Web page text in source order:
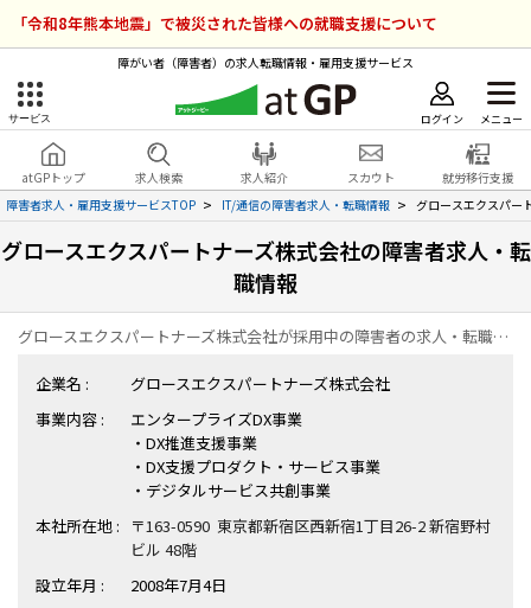
「令和8年熊本地震」で被災された皆様への就職支援について
障がい者（障害者）の求人転職情報・雇用支援サービス
サービス ログイン メニュー
atGPトップ 求人検索 求人紹介 スカウト
就労移行支援
障害者求人・雇用支援サービスTOP
IT/通信の障害者求人・転職情報 グロースエクスパー
グロースエクスパートナーズ株式会社の障害者求人・転
職情報
グロースエクスパートナーズ株式会社が採用中の障害者の求人・転職情報の一覧ページです。
企業名 :
グロースエクスパートナーズ株式会社
事業内容 :
エンタープライズDX事業
・DX推進支援事業
・DX支援プロダクト・サービス事業
・デジタルサービス共創事業
本社所在地 :
〒163-0590 東京都新宿区西新宿1丁目26-2 新宿野村
ビル 48階
設立年月 :
2008年7月4日
障害者雇用のアットジーピー
サービスラインナップ
就転職支援サービス
障害者専門の就転職支援サービス
障害者アスリート専門の就転職支援サービス
ハイスキルな障害者の転職支援サービス
ログイン 会員登録 無料
atGPトップ
各種サービス
求人を検索する
求人を紹介してもらう
就労移行支援サービス